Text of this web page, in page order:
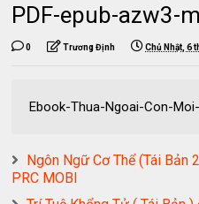
PDF-epub-azw3-
0 Trương Định Chủ Nhật, 6
Ebook-Thua-Ngoai-Con-
Ngôn Ngữ Cơ Thể (Tái Bản
PRC MOBI